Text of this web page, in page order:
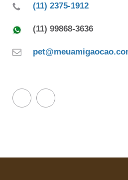
(11) 2375-1912
(11) 99868-3636